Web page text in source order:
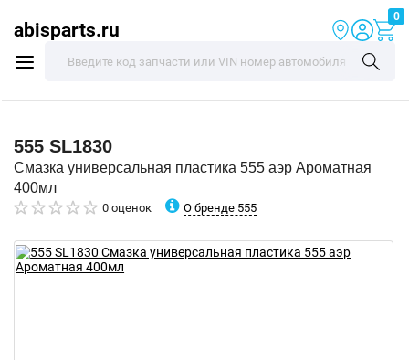
abisparts.ru
0
555 SL1830
Смазка универсальная пластика 555 аэр Ароматная
400мл
0 оценок О бренде 555